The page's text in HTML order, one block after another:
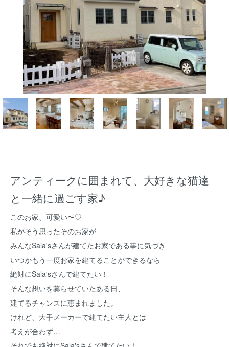
アンティークに囲まれて、大好きな猫達
と一緒に過ごす家♪
このお家、可愛い〜♡
私がそう思ったそのお家が
みんなSala'sさんが建てたお家である事に気づき
いつかもう一度お家を建てることができるなら
絶対にSala'sさんで建てたい！
そんな想いを募らせていたある日、
建てるチャンスに恵まれました。
けれど、大手メーカーで建てたい主人とは
考えが合わず…